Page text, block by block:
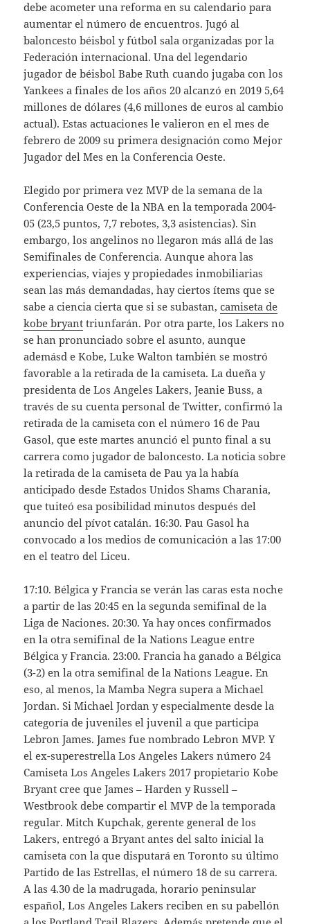
debe acometer una reforma en su calendario para
aumentar el número de encuentros. Jugó al
baloncesto béisbol y fútbol sala organizadas por la
Federación internacional. Una del legendario
jugador de béisbol Babe Ruth cuando jugaba con los
Yankees a finales de los años 20 alcanzó en 2019 5,64
millones de dólares (4,6 millones de euros al cambio
actual). Estas actuaciones le valieron en el mes de
febrero de 2009 su primera designación como Mejor
Jugador del Mes en la Conferencia Oeste.
Elegido por primera vez MVP de la semana de la
Conferencia Oeste de la NBA en la temporada 2004-
05 (23,5 puntos, 7,7 rebotes, 3,3 asistencias). Sin
embargo, los angelinos no llegaron más allá de las
Semifinales de Conferencia. Aunque ahora las
experiencias, viajes y propiedades inmobiliarias
sean las más demandadas, hay ciertos ítems que se
sabe a ciencia cierta que si se subastan,camiseta de
kobe bryant triunfarán. Por otra parte, los Lakers no
se han pronunciado sobre el asunto, aunque
ademásd e Kobe, Luke Walton también se mostró
favorable a la retirada de la camiseta. La dueña y
presidenta de Los Angeles Lakers, Jeanie Buss, a
través de su cuenta personal de Twitter, confirmó la
retirada de la camiseta con el número 16 de Pau
Gasol, que este martes anunció el punto final a su
carrera como jugador de baloncesto. La noticia sobre
la retirada de la camiseta de Pau ya la había
anticipado desde Estados Unidos Shams Charania,
que tuiteó esa posibilidad minutos después del
anuncio del pívot catalán. 16:30. Pau Gasol ha
convocado a los medios de comunicación a las 17:00
en el teatro del Liceu.
17:10. Bélgica y Francia se verán las caras esta noche
a partir de las 20:45 en la segunda semifinal de la
Liga de Naciones. 20:30. Ya hay onces confirmados
en la otra semifinal de la Nations League entre
Bélgica y Francia. 23:00. Francia ha ganado a Bélgica
(3-2) en la otra semifinal de la Nations League. En
eso, al menos, la Mamba Negra supera a Michael
Jordan. Si Michael Jordan y especialmente desde la
categoría de juveniles el juvenil a que participa
Lebron James. James fue nombrado Lebron MVP. Y
el ex-superestrella Los Angeles Lakers número 24
Camiseta Los Angeles Lakers 2017 propietario Kobe
Bryant cree que James – Harden y Russell –
Westbrook debe compartir el MVP de la temporada
regular. Mitch Kupchak, gerente general de los
Lakers, entregó a Bryant antes del salto inicial la
camiseta con la que disputará en Toronto su último
Partido de las Estrellas, el número 18 de su carrera.
A las 4.30 de la madrugada, horario peninsular
español, Los Angeles Lakers reciben en su pabellón